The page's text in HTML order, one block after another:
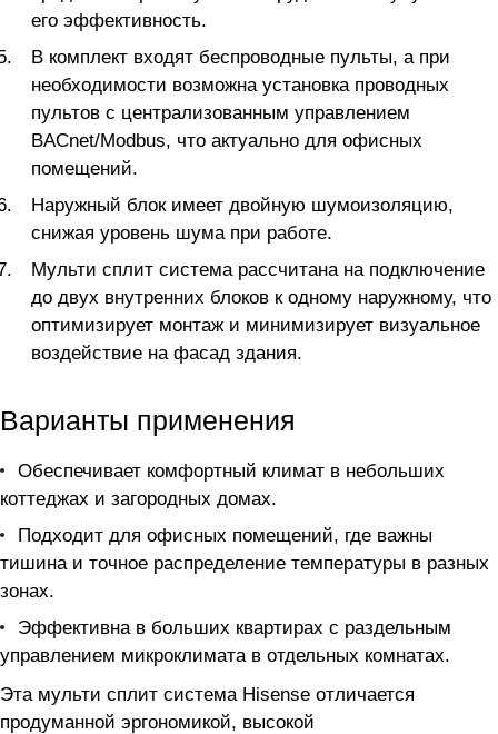
его эффективность.
В комплект входят беспроводные пульты, а при
необходимости возможна установка проводных
пультов с централизованным управлением
BACnet/Modbus, что актуально для офисных
помещений.
Наружный блок имеет двойную шумоизоляцию,
снижая уровень шума при работе.
Мульти сплит система рассчитана на подключение
до двух внутренних блоков к одному наружному, что
оптимизирует монтаж и минимизирует визуальное
воздействие на фасад здания.
Варианты применения
Обеспечивает комфортный климат в небольших
коттеджах и загородных домах.
Подходит для офисных помещений, где важны
тишина и точное распределение температуры в разных
зонах.
Эффективна в больших квартирах с раздельным
управлением микроклимата в отдельных комнатах.
Эта мульти сплит система Hisense отличается
продуманной эргономикой, высокой